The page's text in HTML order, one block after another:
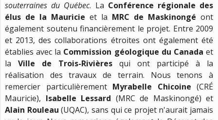
souterraines du Québec. La Conférence régionale des
élus de la Mauricie et la MRC de Maskinongé ont
également soutenu financièrement le projet. Entre 2009
et 2013, des collaborations étroites ont également été
établies avec la Commission géologique du Canada et
la Ville de Trois-Rivières qui ont participé à la
réalisation des travaux de terrain. Nous tenons à
remercier particulièrement Myrabelle Chicoine (CRÉ
Mauricie), Isabelle Lessard (MRC de Maskinongé) et
Alain Rouleau (UQAC), sans qui ce projet n'aurait jamais